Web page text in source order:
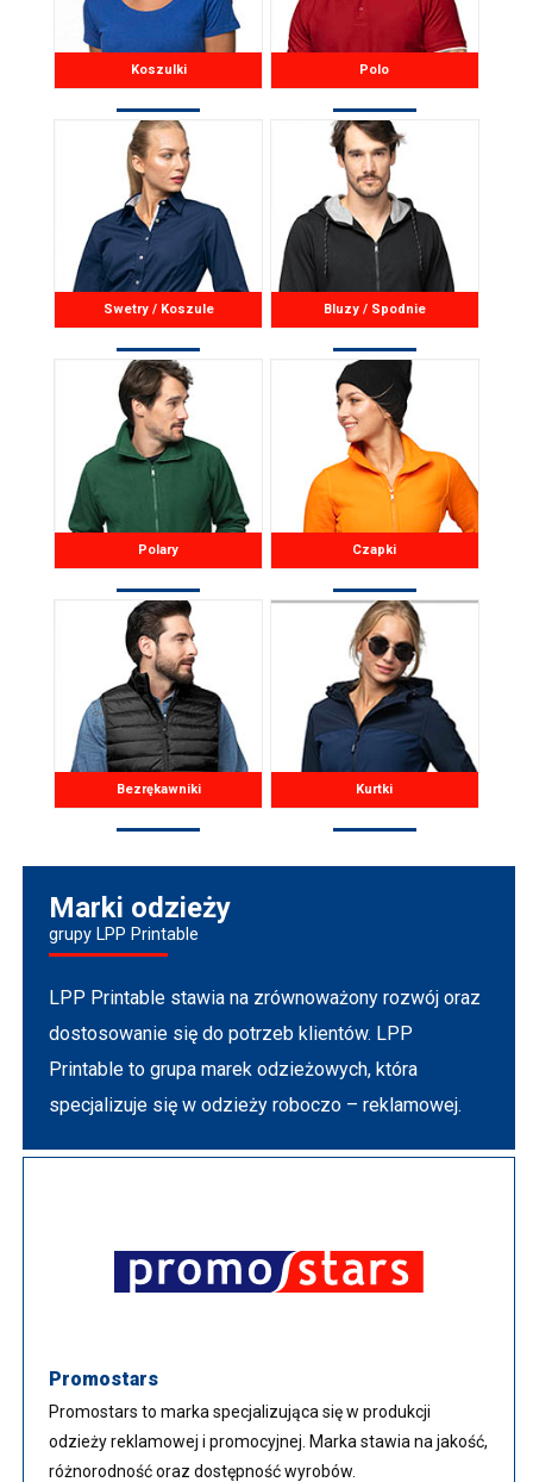
Koszulki Polo
Swetry / Koszule Bluzy / Spodnie
Polary Czapki
Bezrękawniki Kurtki
Marki odzieży
grupy LPP Printable
LPP Printable stawia na zrównoważony rozwój oraz
dostosowanie się do potrzeb klientów. LPP
Printable to grupa marek odzieżowych, która
specjalizuje się w odzieży roboczo – reklamowej.
Promostars
Promostars to marka specjalizująca się w produkcji
odzieży reklamowej i promocyjnej. Marka stawia na jakość,
różnorodność oraz dostępność wyrobów.